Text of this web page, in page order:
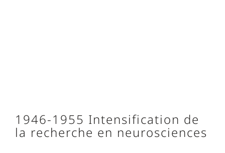
1946-1955 Intensification de
la recherche en neurosciences